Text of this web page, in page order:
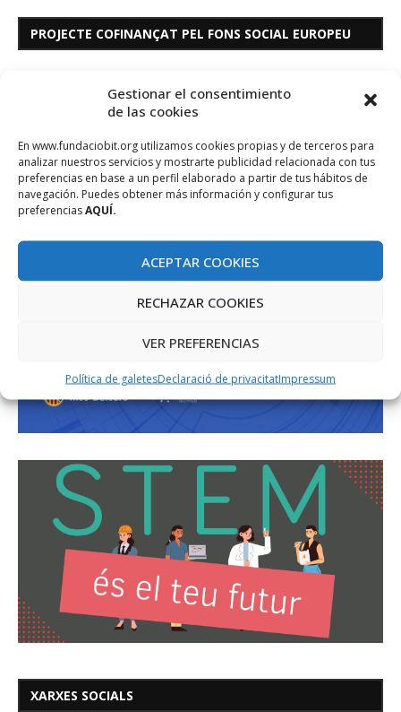
Gestionar el consentimiento
de las cookies
En www.fundaciobit.org utilizamos cookies propias y de terceros para
analizar nuestros servicios y mostrarte publicidad relacionada con tus
preferencias en base a un perfil elaborado a partir de tus hábitos de
navegación. Puedes obtener más información y configurar tus
preferenciasAQUÍ.
ACEPTAR COOKIES
RECHAZAR COOKIES
VER PREFERENCIAS
Política de galetesDeclaració de privacitatImpressum
PROJECTE COFINANÇAT PEL FONS SOCIAL EUROPEU
XARXES SOCIALS